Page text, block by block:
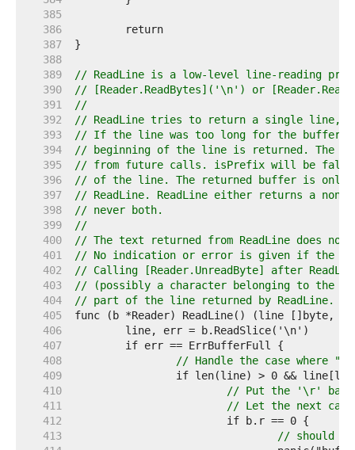
   385
   386
   387
   388
   389
// ReadLine is a low-level line-reading
   390
// [Reader.ReadBytes]('\n') or
   391
//
   392
// ReadLine tries to return a single line,
   393
// If the line was too long for the buffer
   394
// beginning of the line is returned. The
   395
// from future calls. isPrefix will be false
   396
// of the line. The returned buffer is
   397
// ReadLine. ReadLine either returns a
   398
// never both.
   399
//
   400
// The text returned from ReadLine does
   401
// No indication or error is given if the
   402
// Calling [Reader.UnreadByte] after
   403
// (possibly a character belonging to the
   404
// part of the line returned by ReadLine.
   405
   406
   407
   408
// Handle the case where
   409
   410
// Put the '\r' back
   411
// Let the next call
   412
   413
// should be